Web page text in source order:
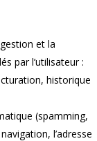
et la
par l’utilisateur :
historique
(spamming,
l’adresse